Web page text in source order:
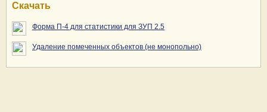
Скачать
Форма П-4 для статистики для ЗУП 2.5
Удаление помеченных объектов (не монопольно)